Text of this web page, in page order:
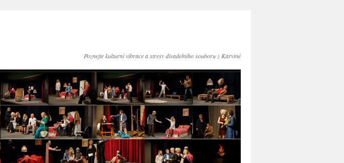
Poznejte kulturní vibrace a stresy divadelního souboru z Karviné